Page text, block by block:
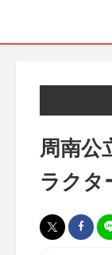
周南公
ラクタ